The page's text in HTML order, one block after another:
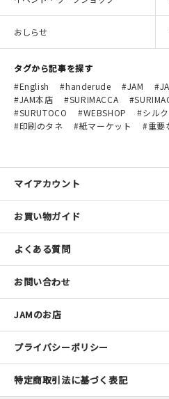
おしらせ
タグから記事を探す
English
handerude JAM
JAM本店
SURIMACCA
SURUTOCO
WEBSHOP シル
印刷のタネ
紙マーケット 重要
マイアカウント
お買い物ガイド
よくある質問
お問い合わせ
JAMのお店
プライバシーポリシー
特定商取引法に基づく表記